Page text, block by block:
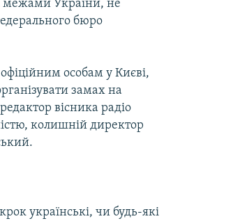
межами України, не
бюро
особам у Києві,
замах на
вісника радіо
колишній директор
українські, чи будь-які